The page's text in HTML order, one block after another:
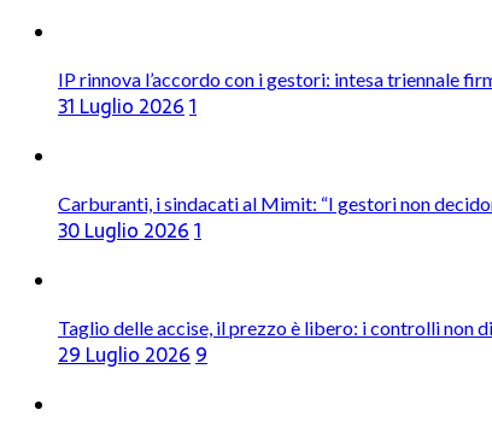
IP rinnova l’accordo con i gestori: intesa triennale
31 Luglio 20261
Carburanti, i sindacati al Mimit: “I gestori non
30 Luglio 20261
Taglio delle accise, il prezzo è libero: i controlli non
29 Luglio 20269